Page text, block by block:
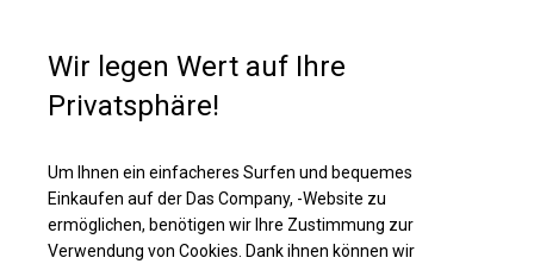
Solides Partyzelt | 4x10 m
Wir legen Wert auf Ihre
Privatsphäre!
Um Ihnen ein einfacheres Surfen und bequemes
Einkaufen auf der Das Company, -Website zu
ermöglichen, benötigen wir Ihre Zustimmung zur
Verwendung von Cookies. Dank ihnen können wir